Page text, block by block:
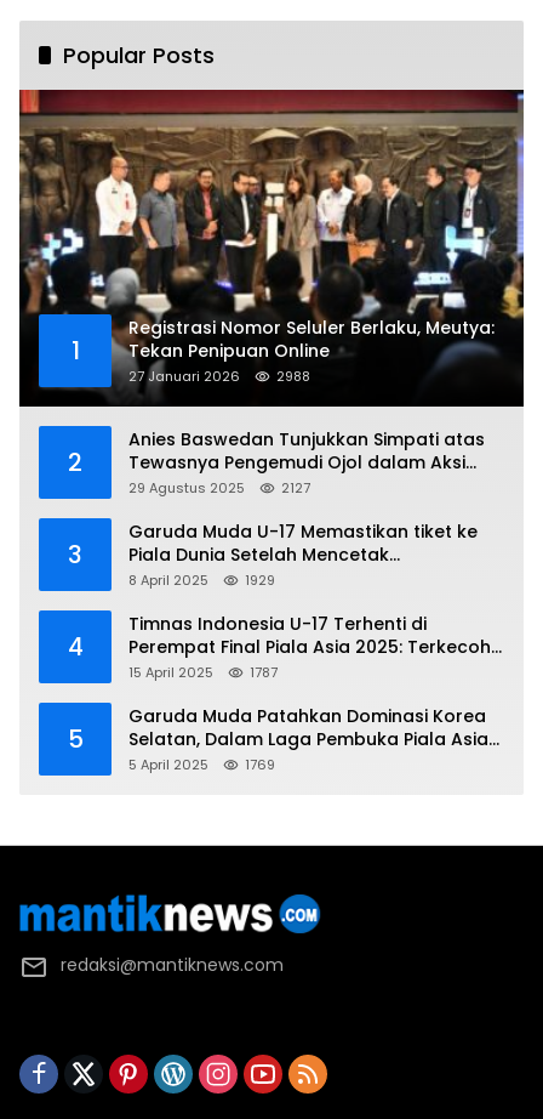
Popular Posts
1
Registrasi Nomor Seluler Berlaku, Meutya:
Tekan Penipuan Online
27 Januari 2026 2988
2
Anies Baswedan Tunjukkan Simpati atas
Tewasnya Pengemudi Ojol dalam Aksi
Demo
29 Agustus 2025 2127
3
Garuda Muda U-17 Memastikan tiket ke
Piala Dunia Setelah Mencetak
Kemenangan Gemilang atas Yaman 4-1 di
8 April 2025 1929
4
Timnas Indonesia U-17 Terhenti di
Perempat Final Piala Asia 2025: Terkecoh
Korea Utara
15 April 2025 1787
5
Garuda Muda Patahkan Dominasi Korea
Selatan, Dalam Laga Pembuka Piala Asia
2025 U-17
5 April 2025 1769
redaksi@mantiknews.com